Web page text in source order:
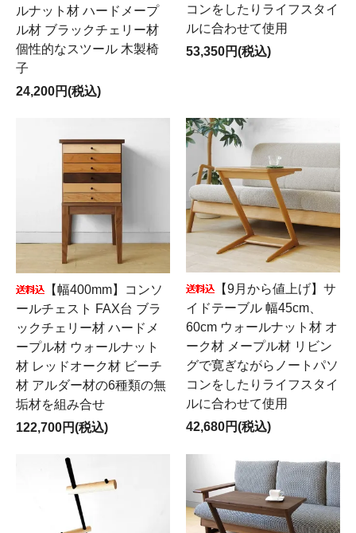
ルナット材 ハードメープ
ル材 ブラックチェリー材
個性的なスツール 木製椅
子
24,200円(税込)
コンをしたりライフスタイ
ルに合わせて使用
53,350円(税込)
【幅400mm】コンソ
ールチェスト FAX台 ブラ
ックチェリー材 ハードメ
ープル材 ウォールナット
材 レッドオーク材 ビーチ
材 アルダー材の6種類の無
垢材を組み合せ
122,700円(税込)
【9月から値上げ】サ
イドテーブル 幅45cm、
60cm ウォールナット材 オ
ーク材 メープル材 リビン
グで寛ぎながらノートパソ
コンをしたりライフスタイ
ルに合わせて使用
42,680円(税込)